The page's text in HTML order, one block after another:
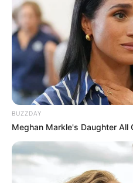
BUZZDAY
Meghan Markle's Daughter All